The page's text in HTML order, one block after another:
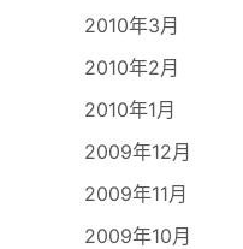
2010年3月
2010年2月
2010年1月
2009年12月
2009年11月
2009年10月